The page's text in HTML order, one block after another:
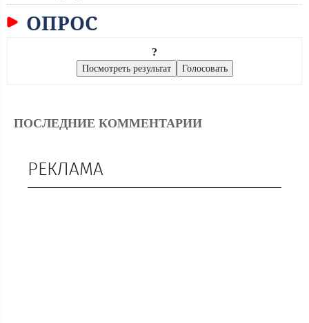
ОПРОС
?
ПОСЛЕДНИЕ КОММЕНТАРИИ
РЕКЛАМА